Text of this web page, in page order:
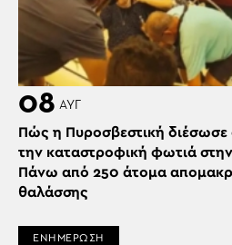
08 ΑΥΓ
Πώς η Πυροσβεστική
την καταστροφική φωτιά στην
Πάνω από 250 άτομα
θαλάσσης
ΕΝΗΜΕΡΩΣΗ